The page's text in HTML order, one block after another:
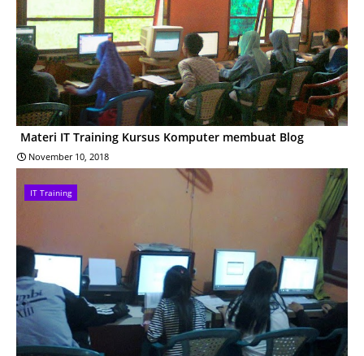
Materi IT Training Kursus Komputer membuat Blog
November 10, 2018
IT Training